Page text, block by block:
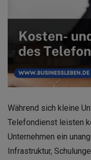
Während sich kleine
Telefondienst leisten
Unternehmen ein
Infrastruktur,